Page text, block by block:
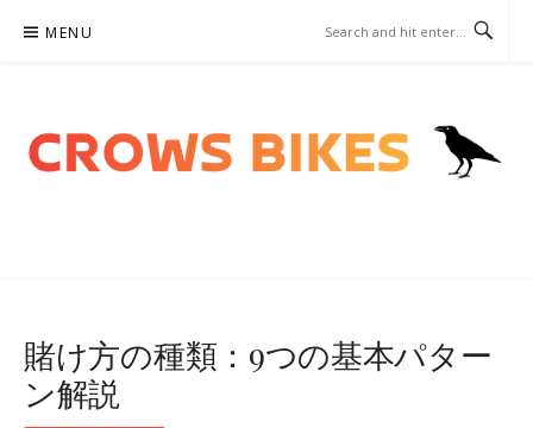
MENU
賭け方の種類：9つの基本パター
ン解説